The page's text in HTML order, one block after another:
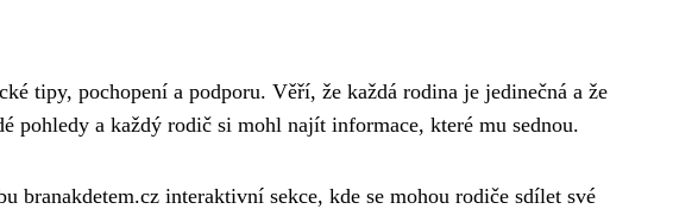
tipy, pochopení a podporu. Věří, že každá rodina je jedinečná a že
pohledy a každý rodič si mohl najít informace, které mu sednou.
branakdetem.cz interaktivní sekce, kde se mohou rodiče sdílet své